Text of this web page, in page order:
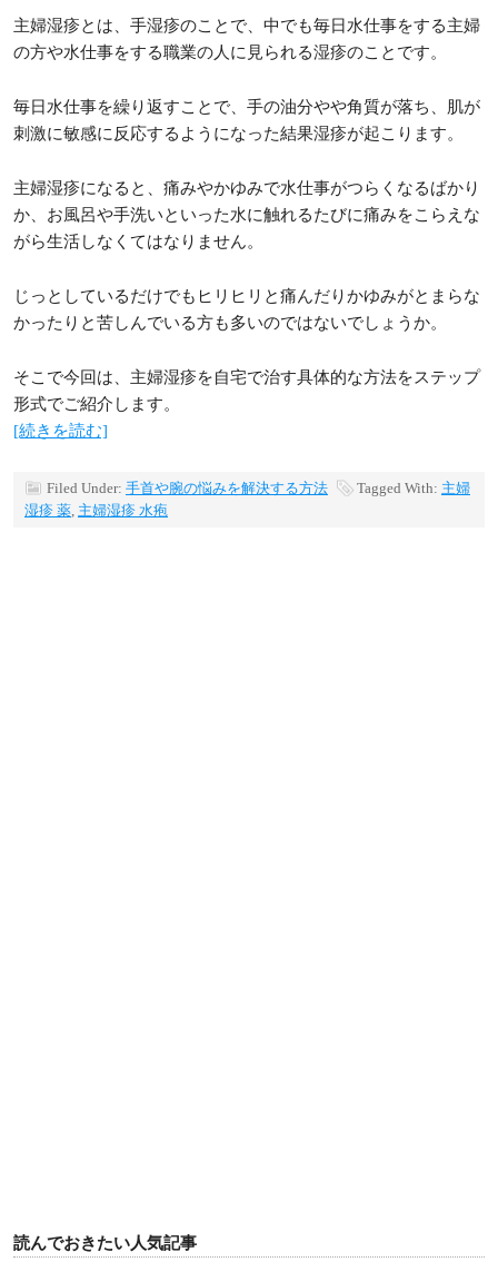
主婦湿疹とは、手湿疹のことで、中でも毎日水仕事をする主婦
の方や水仕事をする職業の人に見られる湿疹のことです。
毎日水仕事を繰り返すことで、手の油分やや角質が落ち、肌が
刺激に敏感に反応するようになった結果湿疹が起こります。
主婦湿疹になると、痛みやかゆみで水仕事がつらくなるばかり
か、お風呂や手洗いといった水に触れるたびに痛みをこらえな
がら生活しなくてはなりません。
じっとしているだけでもヒリヒリと痛んだりかゆみがとまらな
かったりと苦しんでいる方も多いのではないでしょうか。
そこで今回は、主婦湿疹を自宅で治す具体的な方法をステップ
形式でご紹介します。
[続きを読む]
Filed Under: 手首や腕の悩みを解決する方法 Tagged With: 主婦
湿疹 薬 主婦湿疹 水疱
読んでおきたい人気記事